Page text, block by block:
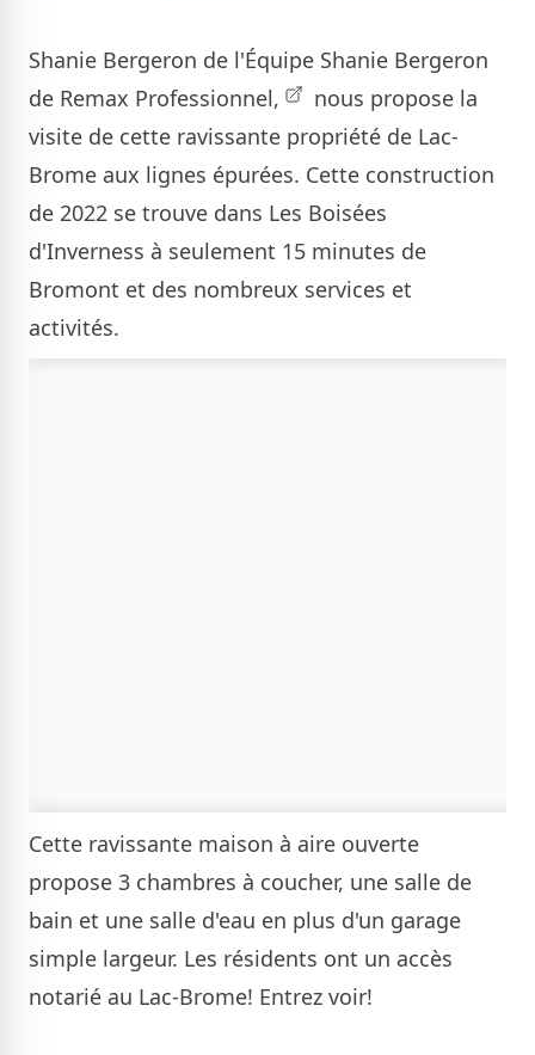
Shanie Bergeron de l'Équipe Shanie Bergeron
de Remax Professionnel,
nous propose la
visite de cette ravissante propriété de Lac-
Brome aux lignes épurées. Cette construction
de 2022 se trouve dans Les Boisées
d'Inverness à seulement 15 minutes de
Bromont et des nombreux services et
activités.
Cette ravissante maison à aire ouverte
propose 3 chambres à coucher, une salle de
bain et une salle d'eau en plus d'un garage
simple largeur. Les résidents ont un accès
notarié au Lac-Brome! Entrez voir!